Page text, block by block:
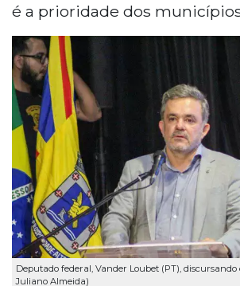
é a prioridade dos
Deputado federal, Vander Loubet (PT),
Juliano Almeida)